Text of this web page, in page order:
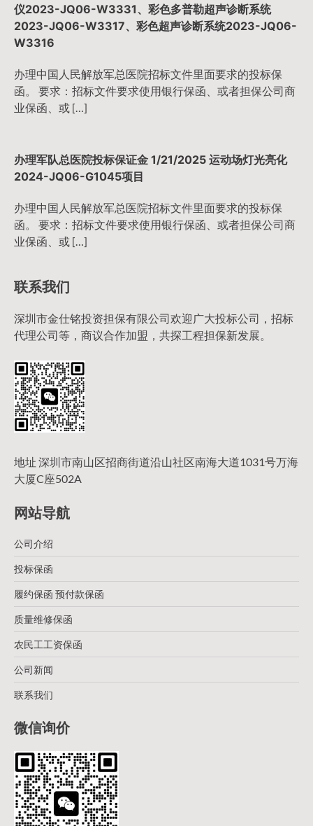
仪2023-JQ06-W3331、彩色多普勒超声诊断系统
2023-JQ06-W3317、彩色超声诊断系统2023-JQ06-
W3316
办理中国人民解放军总医院招标文件里面要求的投标保
函。 要求：招标文件要求使用银行保函、或者担保公司商
业保函、或 […]
办理军队总医院投标保证金 1/21/2025 运动场灯光亮化
2024-JQ06-G1045项目
办理中国人民解放军总医院招标文件里面要求的投标保
函。 要求：招标文件要求使用银行保函、或者担保公司商
业保函、或 […]
联系我们
深圳市金仕铭投资担保有限公司欢迎广大投标公司，招标
代理公司等，商议合作加盟，共探工程担保新发展。
地址 深圳市南山区招商街道沿山社区南海大道1031号万海
大厦C座502A
网站导航
公司介绍
投标保函
履约保函 预付款保函
质量维修保函
农民工工资保函
公司新闻
联系我们
微信询价